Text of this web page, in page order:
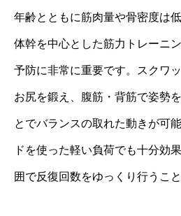
年齢とともに筋肉量や骨密度は
体幹を中心とした筋力トレーニ
予防に非常に重要です。スクワ
お尻を鍛え、腹筋・背筋で姿勢
とでバランスの取れた動きが可
ドを使った軽い負荷でも十分効
囲で反復回数をゆっくり行うこ